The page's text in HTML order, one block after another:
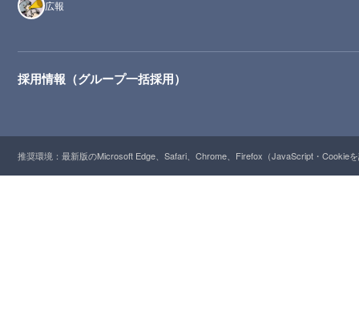
広報
採用情報（グループ一括採用）
推奨環境：最新版のMicrosoft Edge、Safari、Chrome、Firefox（JavaScript・Cookie